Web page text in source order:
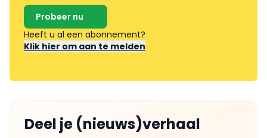
Probeer nu
Heeft u al een abonnement?
Klik hier om aan te melden
Deel je (nieuws)verhaal